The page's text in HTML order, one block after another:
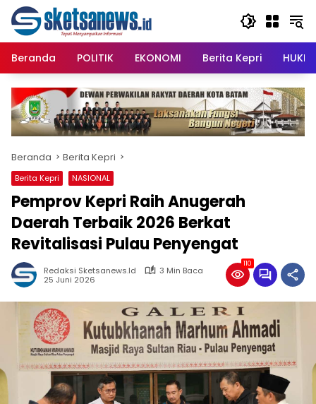
content
Langsung
konten
Beranda
POLITIK EKONOMI Berita Kepri
Beranda Berita Kepri
Berita Kepri NASIONAL
Pemprov Kepri Raih Anugerah
Daerah Terbaik 2026 Berkat
Revitalisasi Pulau Penyengat
Redaksi Sketsanews.id
3 Min Baca
25 Juni 2026
110